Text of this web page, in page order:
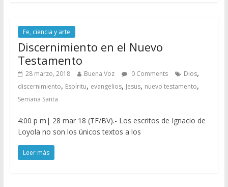
Fe, ciencia y arte
Discernimiento en el Nuevo
Testamento
28 marzo, 2018 Buena Voz 0 Comments Dios,
discernimiento, Espíritu, evangelios, Jesus, nuevo testamento,
Semana Santa
4:00 p m| 28 mar 18 (TF/BV).- Los escritos de Ignacio de
Loyola no son los únicos textos a los
Leer más